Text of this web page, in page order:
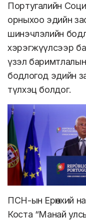
Португалийн
орныхоо эдийн
шинэчлэлийн
хэрэгжүүлсээр
үзэл
бодлогод эдийн
түлхэц болдог.
ПСН-ын Ерөнхий
Коста “Манай